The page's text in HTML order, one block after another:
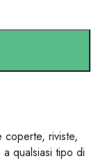
coperte, riviste,
qualsiasi tipo di